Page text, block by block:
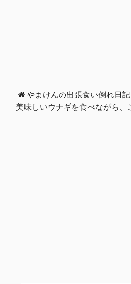
やまけんの出張食い倒れ日
美味しいウナギを食べながら、